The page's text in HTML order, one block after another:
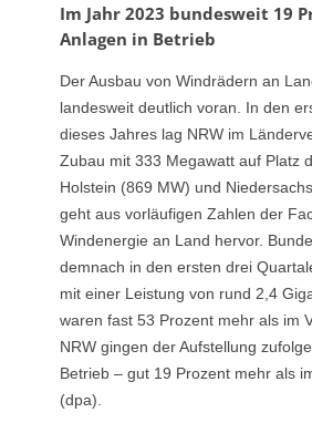
Im Jahr 2023 bundesweit 19
Anlagen in Betrieb
Der Ausbau von Windrädern an
landesweit deutlich voran. In den
dieses Jahres lag NRW im
Zubau mit 333 Megawatt auf Platz
Holstein (869 MW) und
geht aus vorläufigen Zahlen der
Windenergie an Land hervor.
demnach in den ersten drei
mit einer Leistung von rund 2,4
waren fast 53 Prozent mehr als im
NRW gingen der Aufstellung
Betrieb – gut 19 Prozent mehr als
(dpa).